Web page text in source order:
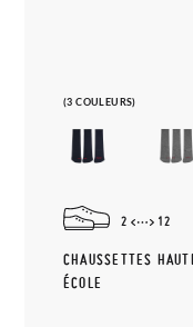
(3 COULEURS)
2 12
CHAUSSETTES
ÉCOLE